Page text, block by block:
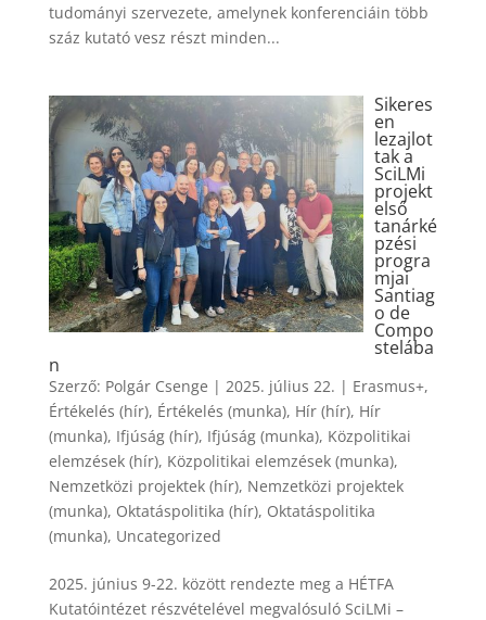
tudományi szervezete, amelynek konferenciáin több
száz kutató vesz részt minden...
Sikeres
en
lezajlot
tak a
SciLMi
projekt
első
tanárké
pzési
progra
mjai
Santiag
o de
Compo
stelába
n
Szerző: Polgár Csenge | 2025. július 22. | Erasmus+,
Értékelés (hír), Értékelés (munka), Hír (hír), Hír
(munka), Ifjúság (hír), Ifjúság (munka), Közpolitikai
elemzések (hír), Közpolitikai elemzések (munka),
Nemzetközi projektek (hír), Nemzetközi projektek
(munka), Oktatáspolitika (hír), Oktatáspolitika
(munka), Uncategorized
2025. június 9-22. között rendezte meg a HÉTFA
Kutatóintézet részvételével megvalósuló SciLMi –